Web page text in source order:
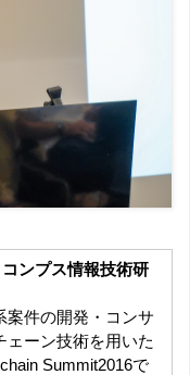
ンプス情報技術研
案件の開発・コンサ
ェーン技術を用いた
Summit2016で